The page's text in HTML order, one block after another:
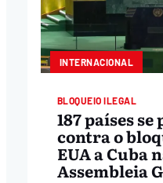
INTERNACIONAL
BLOQUEIO ILEGAL
187 países
contra o
EUA a Cuba
Assembleia